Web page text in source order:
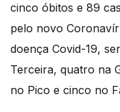
cinco óbitos e 89
pelo novo
doença Covid-19,
Terceira, quatro na
no Pico e cinco no